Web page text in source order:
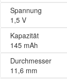
Spannung
1,5 V
Kapazität
145 mAh
Durchmesser
11,6 mm